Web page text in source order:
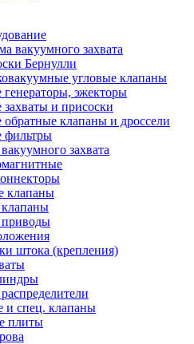
вакуумного захвата
Бернулли
угловые клапаны
эжекторы
и присоски
клапаны и дроссели
фильтры
захвата
клапаны
приводы
штока (крепления)
и спец. клапаны
плиты